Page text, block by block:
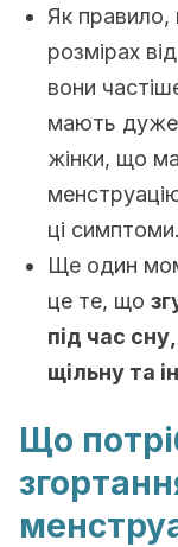
Як правило,
розмірах
вони
мають дуже
жінки, що
ці симптоми.
Ще один
це те, що
під час
щільну та
Що